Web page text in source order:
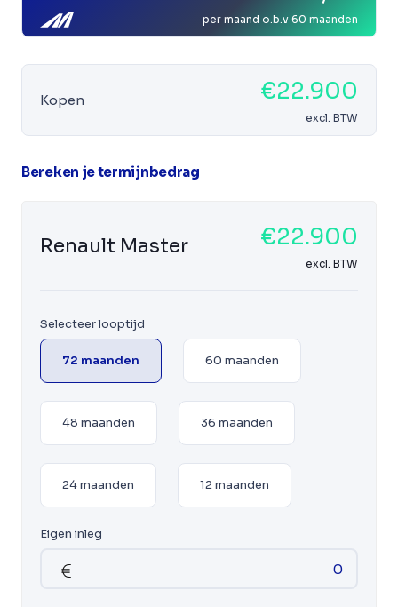
per maand o.b.v 60 maanden
Kopen €22.900
excl. BTW
Bereken je termijnbedrag
Renault Master €22.900
excl. BTW
Selecteer looptijd
72 maanden 60 maanden
48 maanden 36 maanden
24 maanden 12 maanden
Eigen inleg